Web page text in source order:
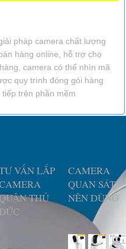
pháp camera chất lượng
hàng online, hỗ trợ cho
camera có thể nhìn mã
quy trình đóng gói hàng
trên phần mềm
VẤN LẮP
THỦ
ĐỨC
CAMERA
QUAN SÁT
NÊN DÙNG